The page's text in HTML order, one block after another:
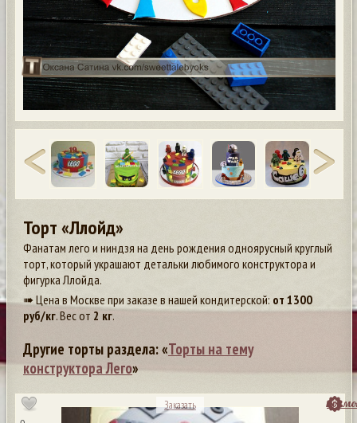
Торт «Ллойд»
Фанатам лего и ниндзя на день рождения одноярусный круглый
торт, который украшают детальки любимого конструктора и
фигурка Ллойда.
➠ Цена в Москве при заказе в нашей кондитерской: от 1300
руб/кг. Вес от 2 кг.
Другие торты раздела: «Торты на тему
конструктора Лего»
Заказать